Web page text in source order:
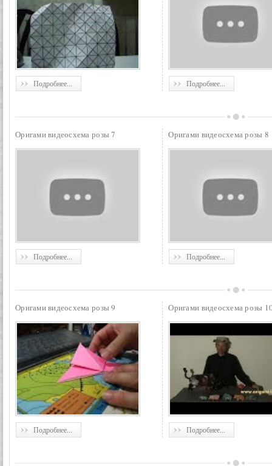
Подробнее... Подробнее...
Оригами видеосхема розы 7
Подробнее...
Оригами видеосхема розы 8
Подробнее...
Оригами видеосхема розы 9
Подробнее...
Оригами видеосхема розы
Подробнее...